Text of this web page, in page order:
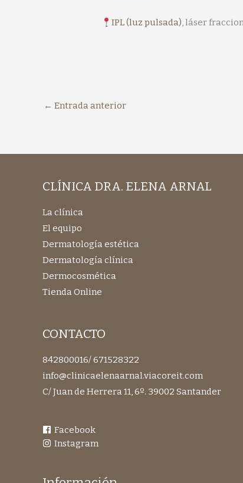
IPL (luz pulsada), láser
← Entrada anterior
CLÍNICA DRA. ELENA ARNAL
La clínica
El equipo
Dermatología estética
Dermatología clínica
Dermocosmética
Tienda Online
CONTACTO
842800016/671528322
info@clinicaelenaarnal.viacoreit.com
C/ Juan de Herrera 11, 6º. 39002 Santander
Facebook
Instagram